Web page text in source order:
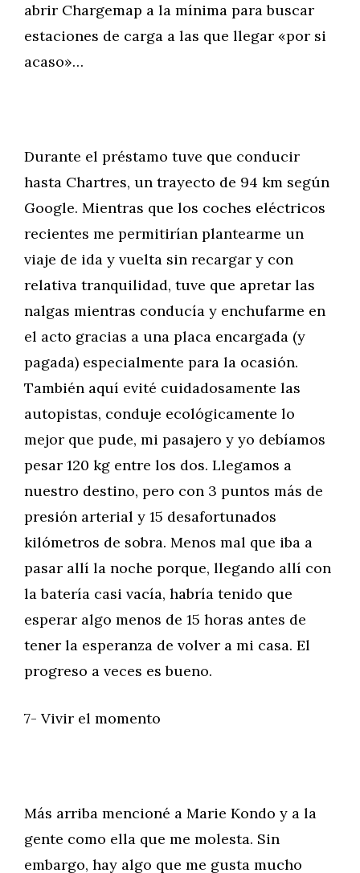
abrir Chargemap a la mínima para buscar
estaciones de carga a las que llegar «por si
acaso»…
Durante el préstamo tuve que conducir
hasta Chartres, un trayecto de 94 km según
Google. Mientras que los coches eléctricos
recientes me permitirían plantearme un
viaje de ida y vuelta sin recargar y con
relativa tranquilidad, tuve que apretar las
nalgas mientras conducía y enchufarme en
el acto gracias a una placa encargada (y
pagada) especialmente para la ocasión.
También aquí evité cuidadosamente las
autopistas, conduje ecológicamente lo
mejor que pude, mi pasajero y yo debíamos
pesar 120 kg entre los dos. Llegamos a
nuestro destino, pero con 3 puntos más de
presión arterial y 15 desafortunados
kilómetros de sobra. Menos mal que iba a
pasar allí la noche porque, llegando allí con
la batería casi vacía, habría tenido que
esperar algo menos de 15 horas antes de
tener la esperanza de volver a mi casa. El
progreso a veces es bueno.
7- Vivir el momento
Más arriba mencioné a Marie Kondo y a la
gente como ella que me molesta. Sin
embargo, hay algo que me gusta mucho